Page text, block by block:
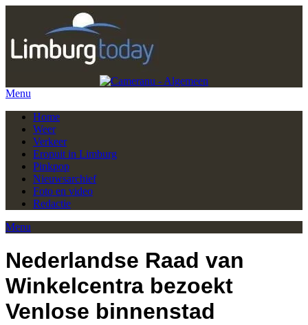
Menu
Home
Weer
Verkeer
Eropuit in Limburg
Pinkpop
Nieuwsarchief
Foto en video
Redactie
Menu
Nederlandse Raad van
Winkelcentra bezoekt
Venlose binnenstad